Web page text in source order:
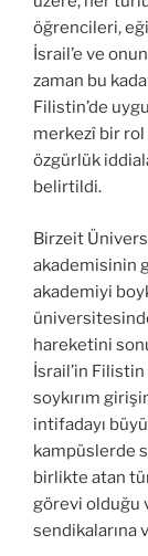
öğrencileri,
İsrail’e ve
zaman bu
Filistin’de
merkezî bir
özgürlük
belirtildi.
Birzeit
akademisinin
akademiyi
hareketini
İsrail’in
soykırım
intifadayı
kampüslerde
birlikte atan
görevi olduğu
sendikalarına